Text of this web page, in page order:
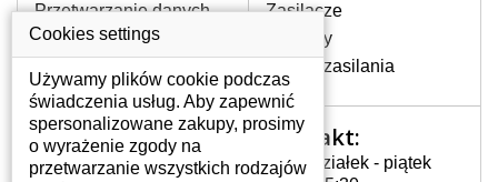
NAJWYZSZEJ JAKOŚCI!
W naszym magazynie przez
cały okres gwarancji posiadamy
wyłącznie wysokiej jakości
oryginalne matryce klasy A+ bez
wadliwych pikseli.
JAK WYBRAĆ ODPOWIEDNI EKRAN
Przetwarzanie danych
osobowych
Gdzie nas znajdziesz
Zasilacze
Zawiasy
Złącza zasilania
Twoje konto
Twoje konto
Kontakt:
Poniedziałek - piątek
Cookies settings
Używamy plików cookie podczas
świadczenia usług. Aby zapewnić
spersonalizowane zakupy, prosimy
o wyrażenie zgody na
przetwarzanie wszystkich rodzajów